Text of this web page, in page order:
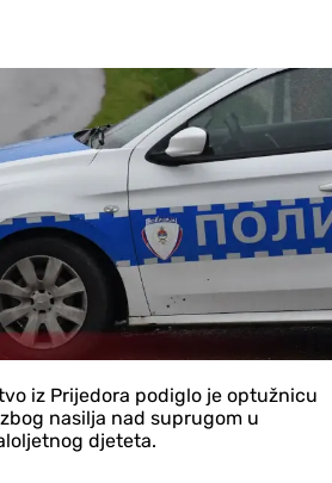
iz Prijedora podiglo je optužnicu
nasilja nad suprugom u
djeteta.